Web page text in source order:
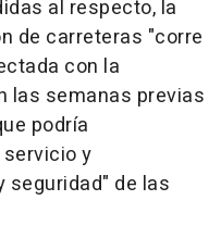
al respecto, la
de carreteras "corre
con la
las semanas previas
podría
y
seguridad" de las